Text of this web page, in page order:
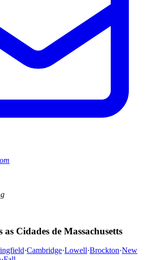
as Cidades de Massachusetts
·Cambridge·Lowell·Brockton·New